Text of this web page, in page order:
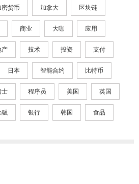
密货币 加拿大 区块链
商业 大咖 应用
产 技术 投资 支付
日本 智能合约 比特币
士 程序员 美国 英国
融 银行 韩国 食品